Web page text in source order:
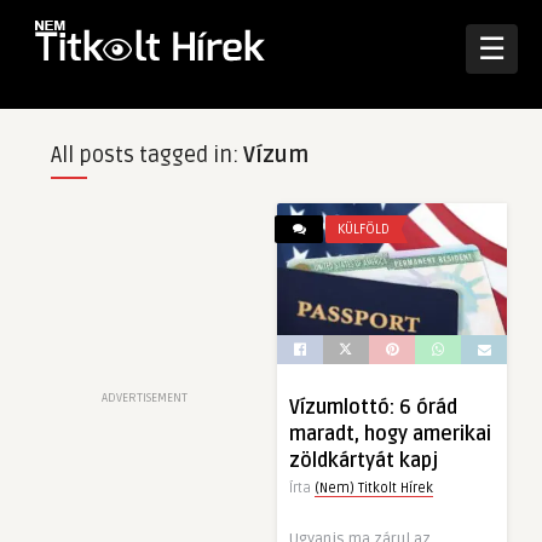
☰
All posts tagged in: Vízum
ADVERTISEMENT
KÜLFÖLD
Vízumlottó: 6 órád
maradt, hogy amerikai
zöldkártyát kapj
Írta (Nem) Titkolt Hírek